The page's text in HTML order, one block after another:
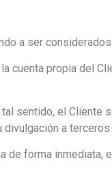
a ser considerados
cuenta propia del
sentido, el Cliente
a terceros.
de forma inmediata,